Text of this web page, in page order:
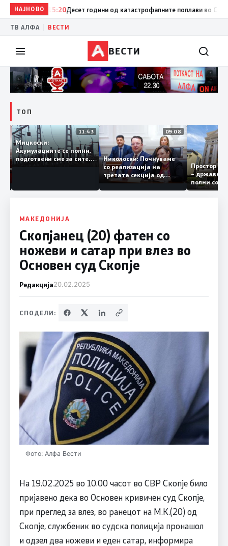
НАЈНОВО
15:20 Десет години од катастрофалните поплави во Скопско:
ТВ АЛФА ВЕСТИ
ВЕСТИ
ТОП
12:03
за
11:43
Мицкоски:
Акумулациите се полни,
подготвени сме за сите
ризици, не размислување
09:08
Николоски: Почнуваме
со реализација на
третата секција од
железничкиот Коридор
8, Македонија станува
–
полни
МАКЕДОНИЈА
Скопјанец (20) фатен со
ножеви и сатар при влез во
Основен суд Скопје
Редакција20.02.2025
СПОДЕЛИ:
Фото: Алфа Вести
На 19.02.2025 во 10.00 часот во СВР Скопје било
пријавено дека во Основен кривичен суд Скопје,
при преглед за влез, во ранецот на М.К.(20) од
Скопје, службеник во судска полиција пронашол
и одзел два ножеви и еден сатар, информира